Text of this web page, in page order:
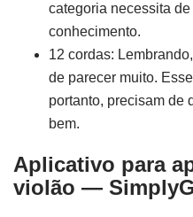
categoria necessita
conhecimento.
12 cordas:
de parecer muito.
portanto, precisam de
bem.
Aplicativo para
violão —